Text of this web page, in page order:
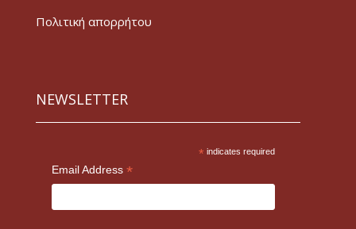
Πολιτική απορρήτου
NEWSLETTER
* indicates required
Email Address *